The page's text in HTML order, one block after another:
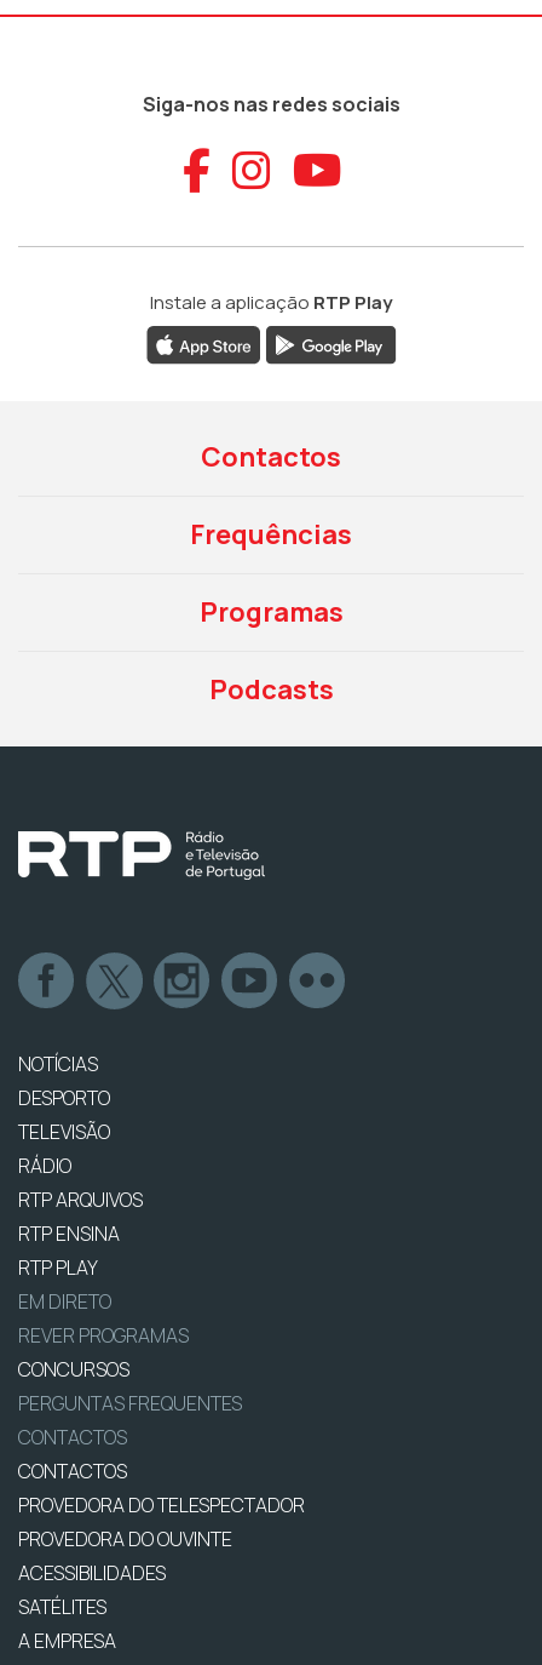
Siga-nos nas redes sociais
Aceder ao
Aceder ao
Aceder
Instale a aplicação RTP Play
Contactos
Frequências
Programas
Podcasts
NOTÍCIAS
DESPORTO
TELEVISÃO
RÁDIO
RTP ARQUIVOS
RTP ENSINA
RTP PLAY
EM DIRETO
REVER PROGRAMAS
CONCURSOS
PERGUNTAS FREQUENTES
CONTACTOS
CONTACTOS
PROVEDORA DO TELESPECTADOR
PROVEDORA DO OUVINTE
ACESSIBILIDADES
SATÉLITES
A EMPRESA